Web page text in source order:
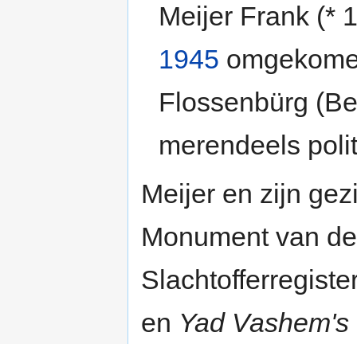
Meijer Frank (*
1945
Flossenbürg
merendeels
Meijer en zijn
Monument van
en Yad